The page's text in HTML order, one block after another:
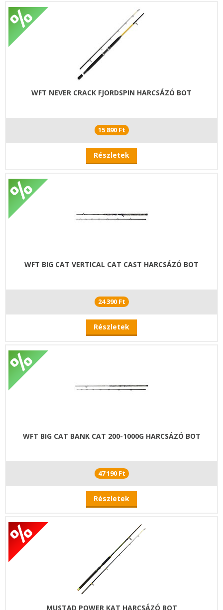
WFT NEVER CRACK FJORDSPIN HARCSÁZÓ BOT
15 890 Ft
Részletek
WFT BIG CAT VERTICAL CAT CAST HARCSÁZÓ BOT
24 390 Ft
Részletek
WFT BIG CAT BANK CAT 200-1000G HARCSÁZÓ BOT
47 190 Ft
Részletek
MUSTAD POWER KAT HARCSÁZÓ BOT